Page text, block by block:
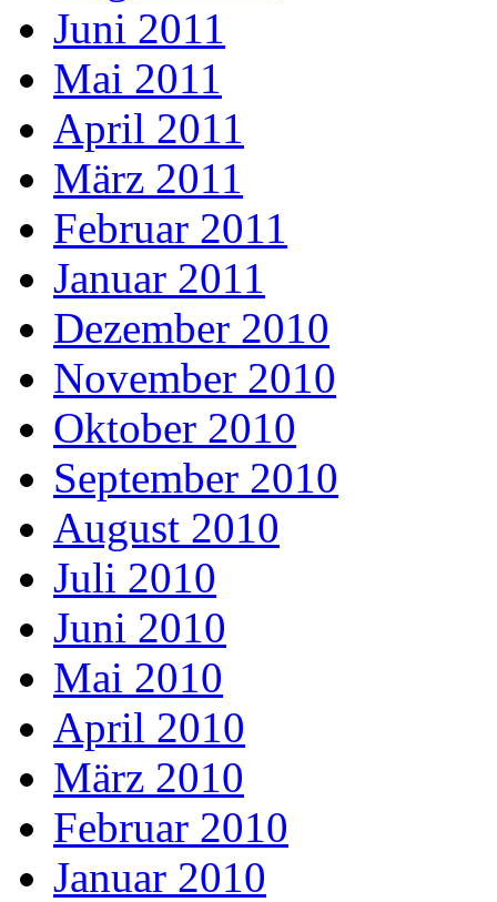
Juni 2011
Mai 2011
April 2011
März 2011
Februar 2011
Januar 2011
Dezember 2010
November 2010
Oktober 2010
September 2010
August 2010
Juli 2010
Juni 2010
Mai 2010
April 2010
März 2010
Februar 2010
Januar 2010